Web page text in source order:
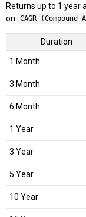
Returns up to 1 year
on
CAGR
Duration
1 Month
3 Month
6 Month
1 Year
3 Year
5 Year
10 Year